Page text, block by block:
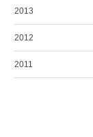
2013
2012
2011